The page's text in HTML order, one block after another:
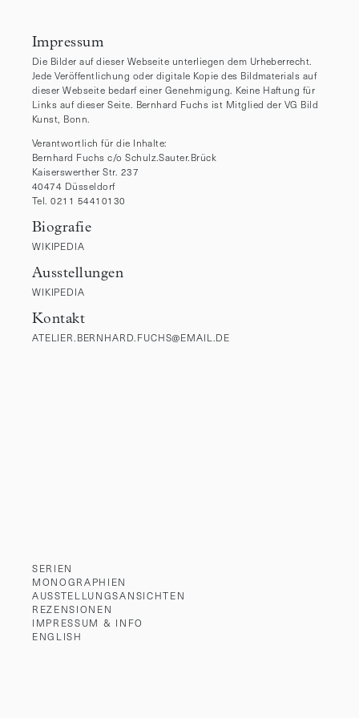
Impressum
Die Bilder auf dieser Webseite unterliegen dem Urheberrecht.
Jede Veröffentlichung oder digitale Kopie des Bildmaterials auf
dieser Webseite bedarf einer Genehmigung. Keine Haftung für
Links auf dieser Seite. Bernhard Fuchs ist Mitglied der VG Bild
Kunst, Bonn.
Verantwortlich für die Inhalte:
Bernhard Fuchs c/o Schulz.Sauter.Brück
Kaiserswerther Str. 237
40474 Düsseldorf
Tel. 0211 54410130
Biografie
WIKIPEDIA
Ausstellungen
WIKIPEDIA
Kontakt
ATELIER.BERNHARD.FUCHS@EMAIL.DE
SERIEN
MONOGRAPHIEN
AUSSTELLUNGSANSICHTEN
REZENSIONEN
IMPRESSUM & INFO
ENGLISH